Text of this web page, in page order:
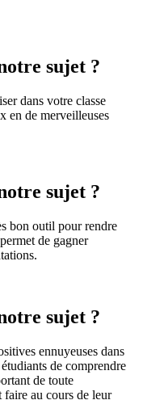
sujet ?
dans votre classe
en de merveilleuses
sujet ?
bon outil pour rendre
de gagner
sujet ?
ennuyeuses dans
de comprendre
de toute
faire au cours de leur